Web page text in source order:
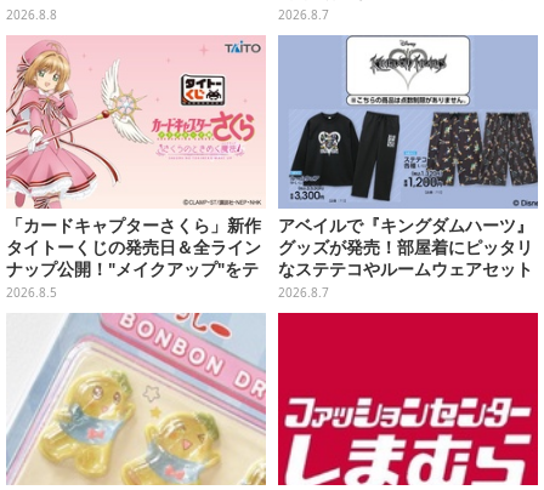
名作アニメ10選を一挙紹介【特
集】
2026.8.8
ちフィギュア」も
2026.8.7
「カードキャプターさくら」新作
タイトーくじの発売日＆全ライン
ナップ公開！"メイクアップ"をテ
ーマに、日常でも使いたくなるア
イテムがズラリ
2026.8.5
アベイルで『キングダムハーツ』
グッズが発売！部屋着にピッタリ
なステテコやルームウェアセット
2026.8.7